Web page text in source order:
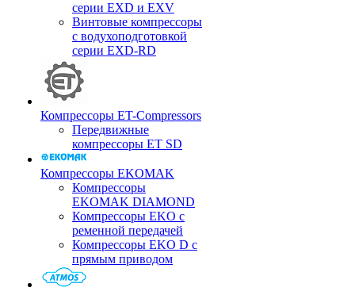
серии EXD и EXV
Винтовые компрессоры
с водухоподготовкой
серии EXD-RD
Компрессоры ET-Compressors
Передвижные
компрессоры ET SD
Компрессоры EKOMAK
Компрессоры
EKOMAK DIAMOND
Компрессоры EKO c
ременной передачей
Компрессоры EKO D с
прямым приводом